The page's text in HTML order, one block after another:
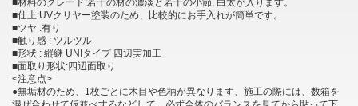
■材料のグレード:若干の材の濃淡と若干の小節, 白太が入ります。
■仕上:UVクリヤー塗装のため、比較的にお手入れが簡単です。
■ツヤ :有り
■触り感 : ツルツル
■形状 : 縦継 UNIタイプ 四辺実加工
■面取り形状:四辺面取り
<注意点>
●無垢材のため、1枚ごとに木目や色柄が異なります、施工の際には、数箱を